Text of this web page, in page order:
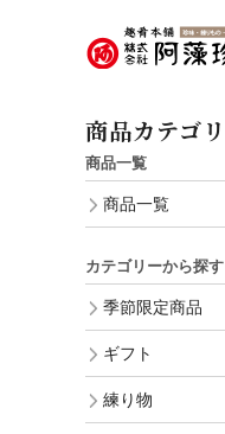
商品カテゴリ
商品一覧
商品一覧
カテゴリーから探す
季節限定商品
ギフト
練り物